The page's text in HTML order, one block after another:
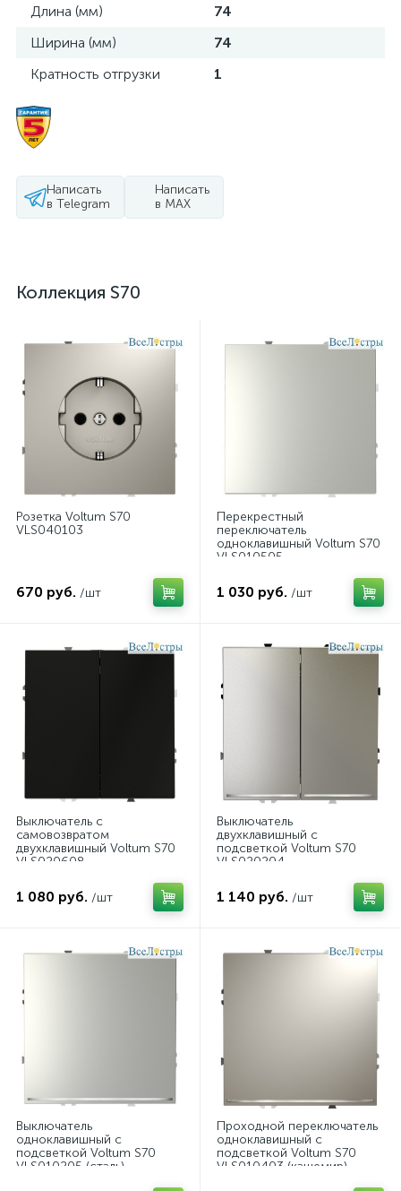
Длина (мм)
74
Ширина (мм)
74
Кратность отгрузки
1
Написать
в Telegram
Написать
в MAX
Коллекция S70
Розетка Voltum S70
VLS040103
670 руб. /шт
Перекрестный
переключатель
одноклавишный Voltum S70
VLS010505
1 030 руб. /шт
Выключатель с
самовозвратом
двухклавишный Voltum S70
VLS020608
1 080 руб. /шт
Выключатель
двухклавишный с
подсветкой Voltum S70
VLS020204
1 140 руб. /шт
Выключатель
одноклавишный с
подсветкой Voltum S70
VLS010205 (сталь)
Проходной переключатель
одноклавишный с
подсветкой Voltum S70
VLS010403 (кашемир)